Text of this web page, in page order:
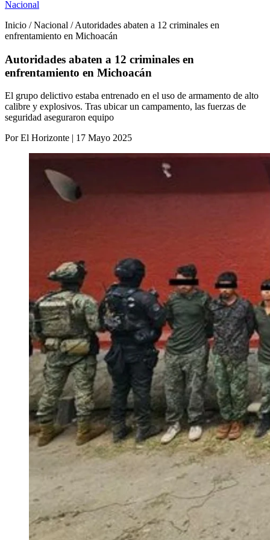
Nacional
Inicio / Nacional / Autoridades abaten a 12 criminales en
enfrentamiento en Michoacán
Autoridades abaten a 12 criminales en
enfrentamiento en Michoacán
El grupo delictivo estaba entrenado en el uso de armamento de alto
calibre y explosivos. Tras ubicar un campamento, las fuerzas de
seguridad aseguraron equipo
Por El Horizonte | 17 Mayo 2025